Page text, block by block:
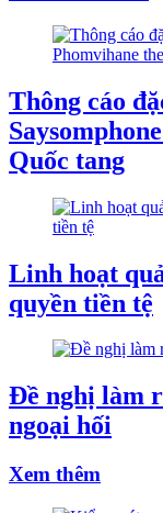
Thông cáo
Quốc tang
Linh hoạt
quyền tiền tệ
Đề nghị làm
ngoại hối
Xem thêm